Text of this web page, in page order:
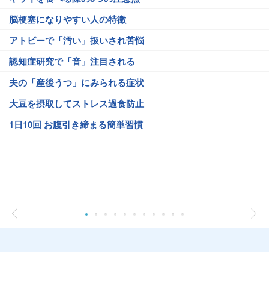
脳梗塞になりやすい人の特徴
アトピーで「汚い」扱いされ苦悩
認知症研究で「音」注目される
夫の「産後うつ」にみられる症状
大豆を摂取してストレス過食防止
1日10回 お腹引き締まる簡単習慣